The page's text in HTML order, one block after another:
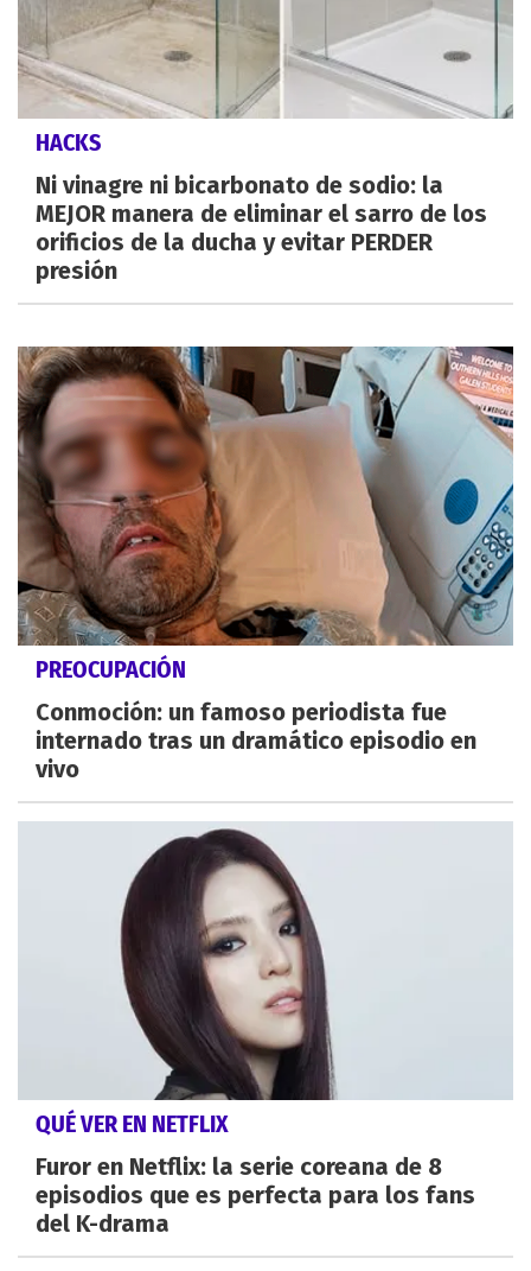
HACKS
Ni vinagre ni bicarbonato de sodio: la
MEJOR manera de eliminar el sarro de los
orificios de la ducha y evitar PERDER
presión
PREOCUPACIÓN
Conmoción: un famoso periodista fue
internado tras un dramático episodio en
vivo
QUÉ VER EN NETFLIX
Furor en Netflix: la serie coreana de 8
episodios que es perfecta para los fans
del K-drama